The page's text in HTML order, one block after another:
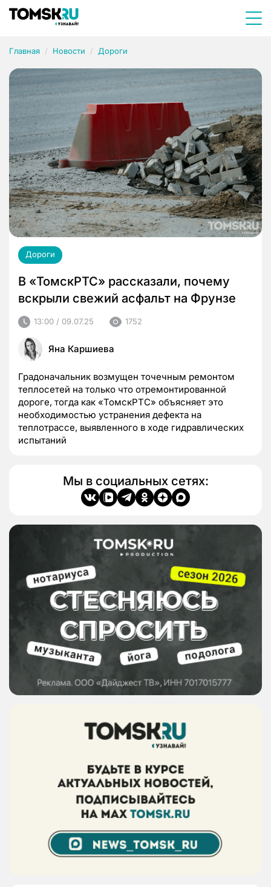
Главная Новости Дороги
Дороги
В «ТомскРТС» рассказали, почему
вскрыли свежий асфальт на Фрунзе
13:00 / 09.07.25 1752
Яна Каршиева
Градоначальник возмущен точечным ремонтом
теплосетей на только что отремонтированной
дороге, тогда как «ТомскРТС» объясняет это
необходимостью устранения дефекта на
теплотрассе, выявленного в ходе гидравлических
испытаний
Мы в социальных сетях: